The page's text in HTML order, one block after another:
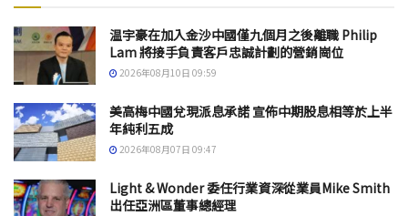
温宇豪在加入金沙中國僅九個月之後離職 Philip
Lam 將接手負責客戶忠誠計劃的營銷崗位
2026年08月10日 09:59
美高梅中國兌現派息承諾 宣佈中期股息相等於上半
年純利五成
2026年08月07日 09:47
Light & Wonder 委任行業資深從業員Mike Smith
出任亞洲區董事總經理